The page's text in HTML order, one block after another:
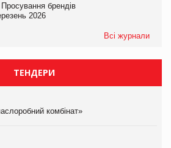
брендів
2026
Всі журнали
ТЕНДЕРИ
комбінат»